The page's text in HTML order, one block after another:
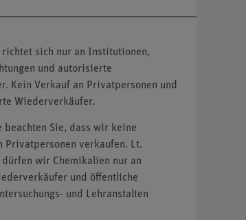
richtet sich nur an Institutionen,
und autorisierte
Kein Verkauf an Privatpersonen und
Wiederverkäufer.
beachten Sie, dass wir keine
Privatpersonen verkaufen. Lt.
dürfen wir Chemikalien nur an
und öffentliche
und Lehranstalten